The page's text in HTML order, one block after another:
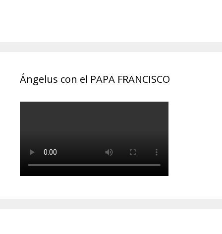
Ángelus con el PAPA FRANCISCO